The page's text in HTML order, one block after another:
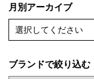
月別アーカイブ
選択してください
ブランドで絞り込む